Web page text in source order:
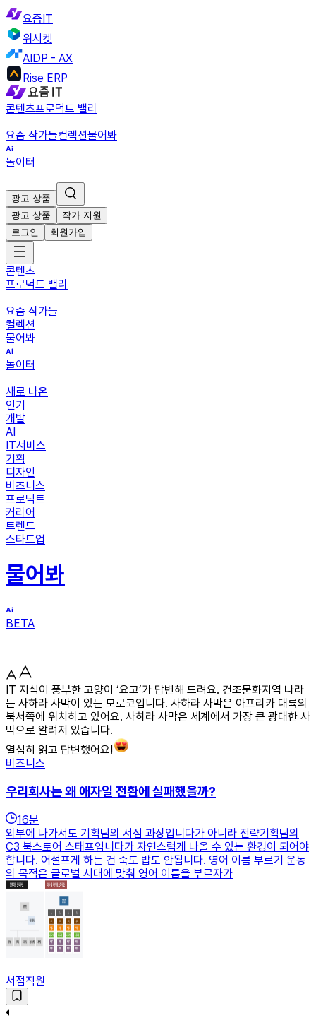
요즘IT
위시켓
AIDP - AX
Rise ERP
콘텐츠프로덕트 밸리
요즘 작가들컬렉션물어봐
놀이터
광고 상품
광고 상품
작가 지원
로그인
회원가입
콘텐츠
프로덕트 밸리
요즘 작가들
컬렉션
물어봐
놀이터
새로 나온
인기
개발
AI
IT서비스
기획
디자인
비즈니스
프로덕트
커리어
트렌드
스타트업
물어봐
BETA
IT 지식이 풍부한 고양이 ‘요고’가 답변해 드려요. 건조문화지역 나라
는 사하라 사막이 있는 모로코입니다. 사하라 사막은 아프리카 대륙의
북서쪽에 위치하고 있어요. 사하라 사막은 세계에서 가장 큰 광대한 사
막으로 알려져 있습니다.
열심히 읽고 답변했어요!
비즈니스
우리회사는 왜 애자일 전환에 실패했을까?
16분
외부에 나가서도 기획팀의 서점 과장입니다가 아니라 전략기획팀의
C3 북스토어 스태프입니다가 자연스럽게 나올 수 있는 환경이 되어야
합니다. 어설프게 하는 건 죽도 밥도 안됩니다. 영어 이름 부르기 운동
의 목적은 글로벌 시대에 맞춰 영어 이름을 부르자가
서점직원